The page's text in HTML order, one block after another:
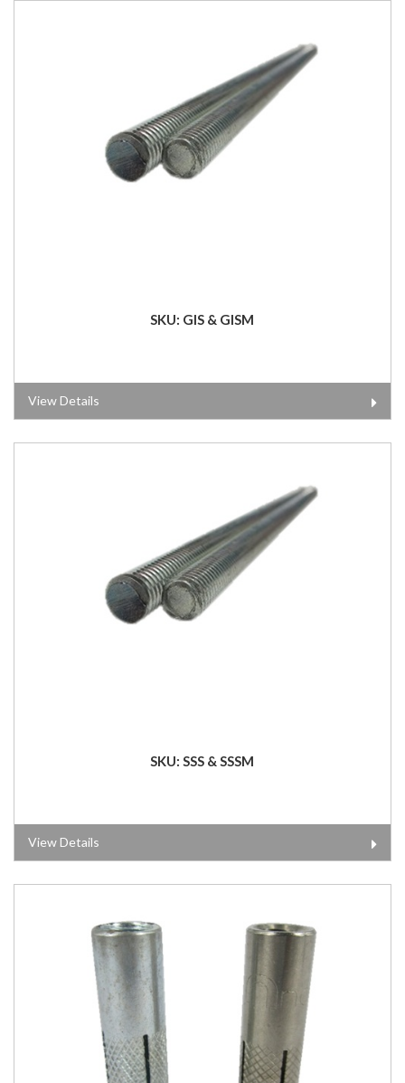
SKU: GIS & GISM
View Details
SKU: SSS & SSSM
View Details